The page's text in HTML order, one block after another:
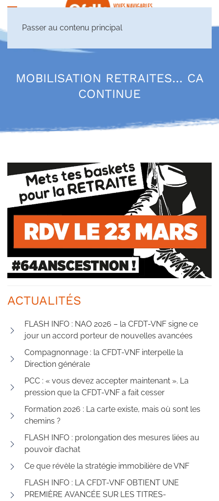
Passer au contenu principal
MOBILISATION RETRAITES… CA
CONTINUE
ACTUALITÉS
FLASH INFO : NAO 2026 – la CFDT-VNF signe ce
jour un accord porteur de nouvelles avancées
Compagnonnage : la CFDT-VNF interpelle la
Direction générale
PCC : « vous devez accepter maintenant ». La
pression que la CFDT-VNF a fait cesser
Formation 2026 : La carte existe, mais où sont les
chemins ?
FLASH INFO : prolongation des mesures liées au
pouvoir d’achat
Ce que révèle la stratégie immobilière de VNF
FLASH INFO : LA CFDT-VNF OBTIENT UNE
PREMIÈRE AVANCÉE SUR LES TITRES-